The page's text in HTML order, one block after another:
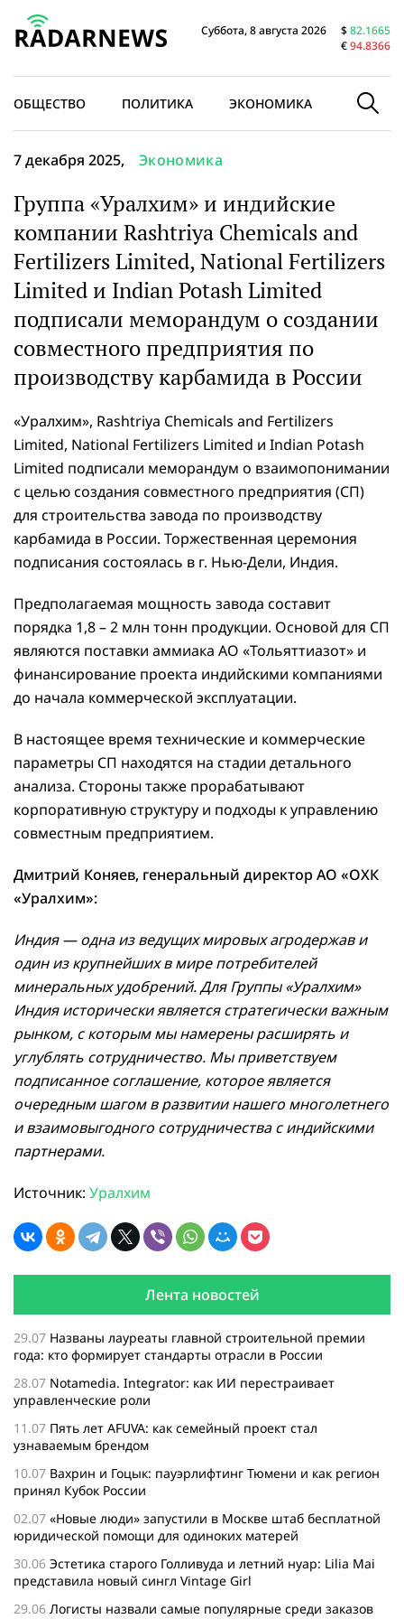
Суббота, 8 августа 2026 $82.1665
€94.8366
ОБЩЕСТВО ПОЛИТИКА ЭКОНОМИКА В МИРЕ
7 декабря 2025, Экономика
Группа «Уралхим» и индийские
компании Rashtriya Chemicals and
Fertilizers Limited, National Fertilizers
Limited и Indian Potash Limited
подписали меморандум о создании
совместного предприятия по
производству карбамида в России
«Уралхим», Rashtriya Chemicals and Fertilizers
Limited, National Fertilizers Limited и Indian Potash
Limited подписали меморандум о взаимопонимании
с целью создания совместного предприятия (СП)
для строительства завода по производству
карбамида в России. Торжественная церемония
подписания состоялась в г. Нью-Дели, Индия.
Предполагаемая мощность завода составит
порядка 1,8 – 2 млн тонн продукции. Основой для СП
являются поставки аммиака АО «Тольяттиазот» и
финансирование проекта индийскими компаниями
до начала коммерческой эксплуатации.
В настоящее время технические и коммерческие
параметры СП находятся на стадии детального
анализа. Стороны также прорабатывают
корпоративную структуру и подходы к управлению
совместным предприятием.
Дмитрий Коняев, генеральный директор АО «ОХК
«Уралхим»:
Индия — одна из ведущих мировых агродержав и
один из крупнейших в мире потребителей
минеральных удобрений. Для Группы «Уралхим»
Индия исторически является стратегически важным
рынком, с которым мы намерены расширять и
углублять сотрудничество. Мы приветствуем
подписанное соглашение, которое является
очередным шагом в развитии нашего многолетнего
и взаимовыгодного сотрудничества с индийскими
партнерами.
Источник: Уралхим
Лента новостей
29.07 Названы лауреаты главной строительной премии
года: кто формирует стандарты отрасли в России
28.07 Notamedia. Integrator: как ИИ перестраивает
управленческие роли
11.07 Пять лет AFUVA: как семейный проект стал
узнаваемым брендом
10.07 Вахрин и Гоцык: пауэрлифтинг Тюмени и как регион
принял Кубок России
02.07 «Новые люди» запустили в Москве штаб бесплатной
юридической помощи для одиноких матерей
30.06 Эстетика старого Голливуда и летний нуар: Lilia Mai
представила новый сингл Vintage Girl
29.06 Логисты назвали самые популярные среди заказов